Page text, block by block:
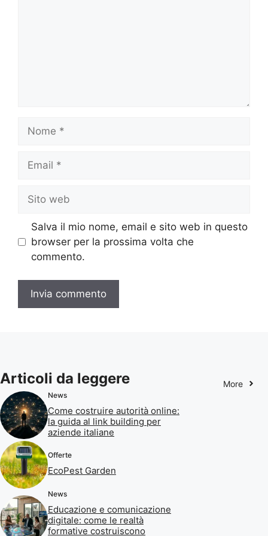
Nome
Email
Sito
web
Salva il mio nome, email e sito web in questo
browser per la prossima volta che
commento.
Articoli da leggere More
News
Come costruire autorità online:
la guida al link building per
aziende italiane
Offerte
EcoPest Garden
News
Educazione e comunicazione
digitale: come le realtà
formative costruiscono